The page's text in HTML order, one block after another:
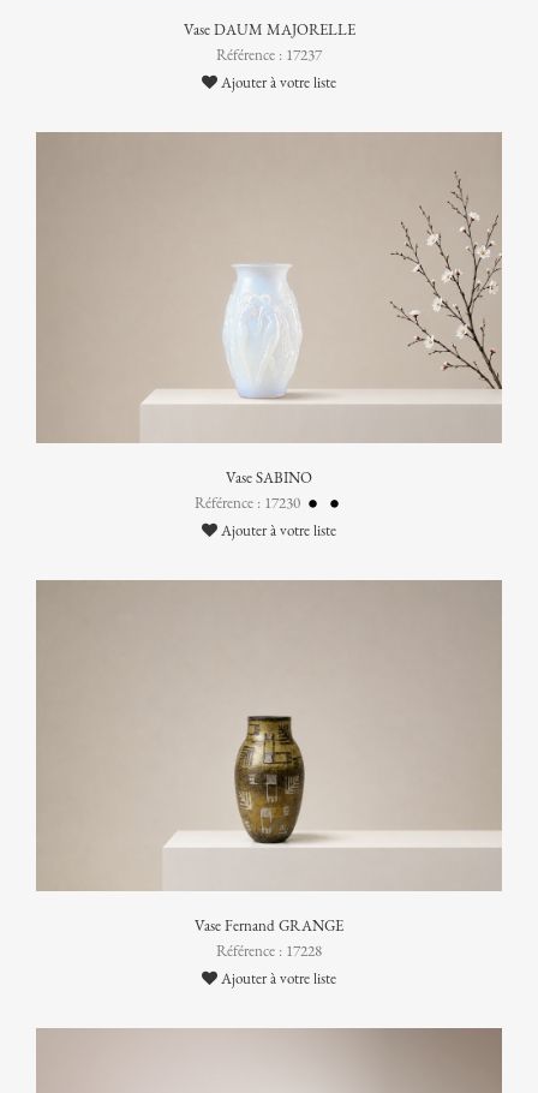
Vase DAUM MAJORELLE
Référence : 17237
Ajouter à votre liste
Vase SABINO
Référence : 17230
Ajouter à votre liste
Vase Fernand GRANGE
Référence : 17228
Ajouter à votre liste